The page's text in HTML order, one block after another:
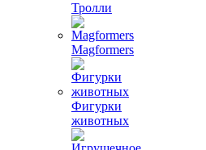
Тролли
Magformers
Фигурки
животных